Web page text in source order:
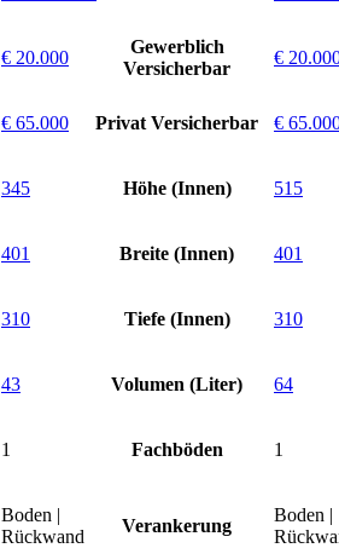
€ 20.000
€ 65.000
345
401
310
43
1
Boden |
Rückwand
Gewerblich
Versicherbar
€
Privat Versicherbar €
Höhe (Innen) 515
Breite (Innen) 401
Tiefe (Innen) 310
Volumen (Liter) 64
Fachböden 1
Verankerung
Boden |